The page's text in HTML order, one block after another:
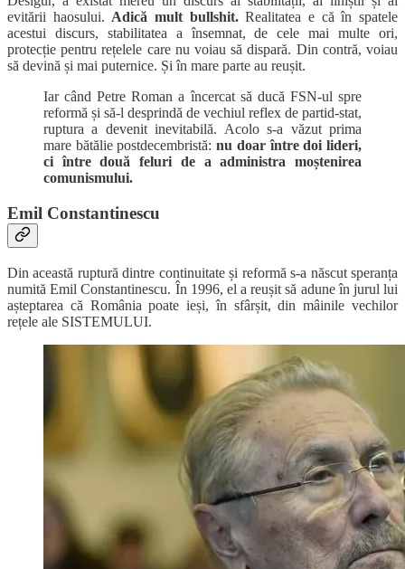
evitării haosului. Adică mult bullshit.Realitatea e că în spatele
acestui discurs, stabilitatea a însemnat, de cele mai multe ori,
protecție pentru rețelele care nu voiau să dispară. Din contră, voiau
să devină și mai puternice. Și în mare parte au reușit.
Iar când Petre Roman a încercat să ducă FSN-ul spre
reformă și să-l desprindă de vechiul reflex de partid-stat,
ruptura a devenit inevitabilă. Acolo s-a văzut prima
mare bătălie postdecembristă:nu doar între doi lideri,
ci între două feluri de a administra moștenirea
comunismului.
Emil Constantinescu
Din această ruptură dintre continuitate și reformă s-a născut speranța
numită Emil Constantinescu. În 1996, el a reușit să adune în jurul lui
așteptarea că România poate ieși, în sfârșit, din mâinile vechilor
rețele ale SISTEMULUI.